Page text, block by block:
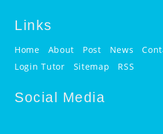
Links
Home About Post News
Login Tutor
Sitemap RSS
Social Media